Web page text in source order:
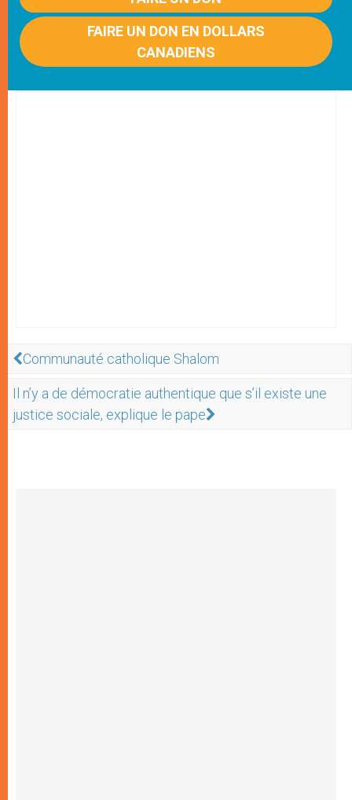
FAIRE UN DON EN DOLLARS
CANADIENS
Communauté catholique Shalom
Il n’y a de démocratie authentique que s’il existe une
justice sociale, explique le pape